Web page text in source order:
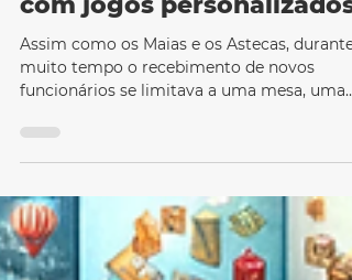
Treinamento corporativo
com jogos personalizados
Assim como os Maias e os Astecas, durante
funcionários se limitava a uma mesa, uma
lista de tarefas e...